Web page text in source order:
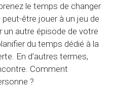
le temps de changer
être jouer à un jeu de
un autre épisode de votre
du temps dédié à la
En d’autres termes,
Comment
?